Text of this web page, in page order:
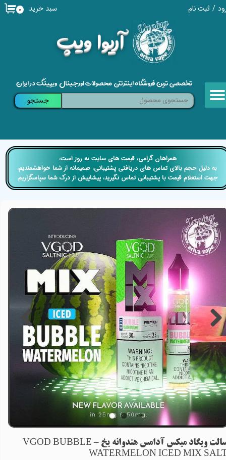
/ ثبت نام
حساب کاربری من
خروج از حساب کاربری
​آریوا ویپ
۰ سبد خرید
تخصصی ترین فروشگاه اینترنتی محصولات اورجینال ویپینگ در ایران
جستجو
سالت ویگاد میکس آدامس هندوانه یخ – VGOD BUBBLE
WATERMELON ICED MIX
​​همراهان گرامی، قیمت های سایت به روز است،
​​​​​​​ به دلیل حجم بالای تماس های دریافتی پشتیبانی، صمیمانه از شما خواهشمندیم،
جهت استعلام قیمت با پشتیبانی تماس نگیرید، پیشاپیش از درک شما سپاسگزاریم